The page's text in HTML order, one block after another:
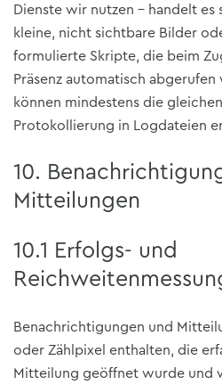
Dienste wir nutzen – handelt
kleine, nicht sichtbare Bilder
formulierte Skripte, die beim
Präsenz automatisch
können mindestens die
Protokollierung in Logdateien
10.
Mitteilungen
10.1 Erfolgs- und
Benachrichtigungen und
oder Zählpixel enthalten, die
Mitteilung geöffnet wurde und